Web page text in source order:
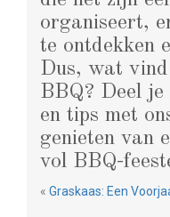
organiseert,
te ontdekken
Dus, wat
BBQ? Deel
en tips met
genieten van
vol BBQ-
« Graskaas: Een